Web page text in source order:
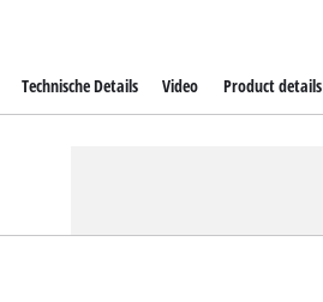
Technische Details Video Product details